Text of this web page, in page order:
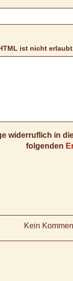
ist nicht
widerruflich in
folgenden
Kein